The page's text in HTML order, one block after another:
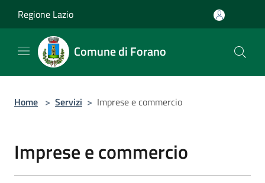
Regione Lazio
Comune di Forano
Home > Servizi > Imprese e commercio
Imprese e commercio